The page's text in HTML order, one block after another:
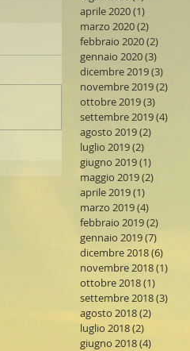
aprile 2020(1)
marzo 2020(2)
febbraio 2020(2)
gennaio 2020(3)
dicembre 2019(3)
novembre 2019(2)
ottobre 2019(3)
settembre 2019(4)
agosto 2019(2)
luglio 2019(2)
giugno 2019(1)
maggio 2019(2)
aprile 2019(1)
marzo 2019(4)
febbraio 2019(2)
gennaio 2019(7)
dicembre 2018(6)
novembre 2018(1)
ottobre 2018(1)
settembre 2018(3)
agosto 2018(2)
luglio 2018(2)
giugno 2018(4)